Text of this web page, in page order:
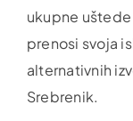
ukupne
prenosi svoja
alternativnih
Srebrenik.